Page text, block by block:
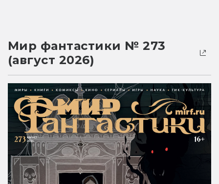
Мир фантастики № 273
(август 2026)